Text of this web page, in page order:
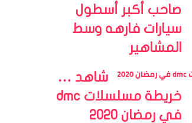
صاحب أكبر أسطول
سيارات فارهه وسط
المشاهير
شاهد …
خريطة مسلسلات dmc
في رمضان 2020